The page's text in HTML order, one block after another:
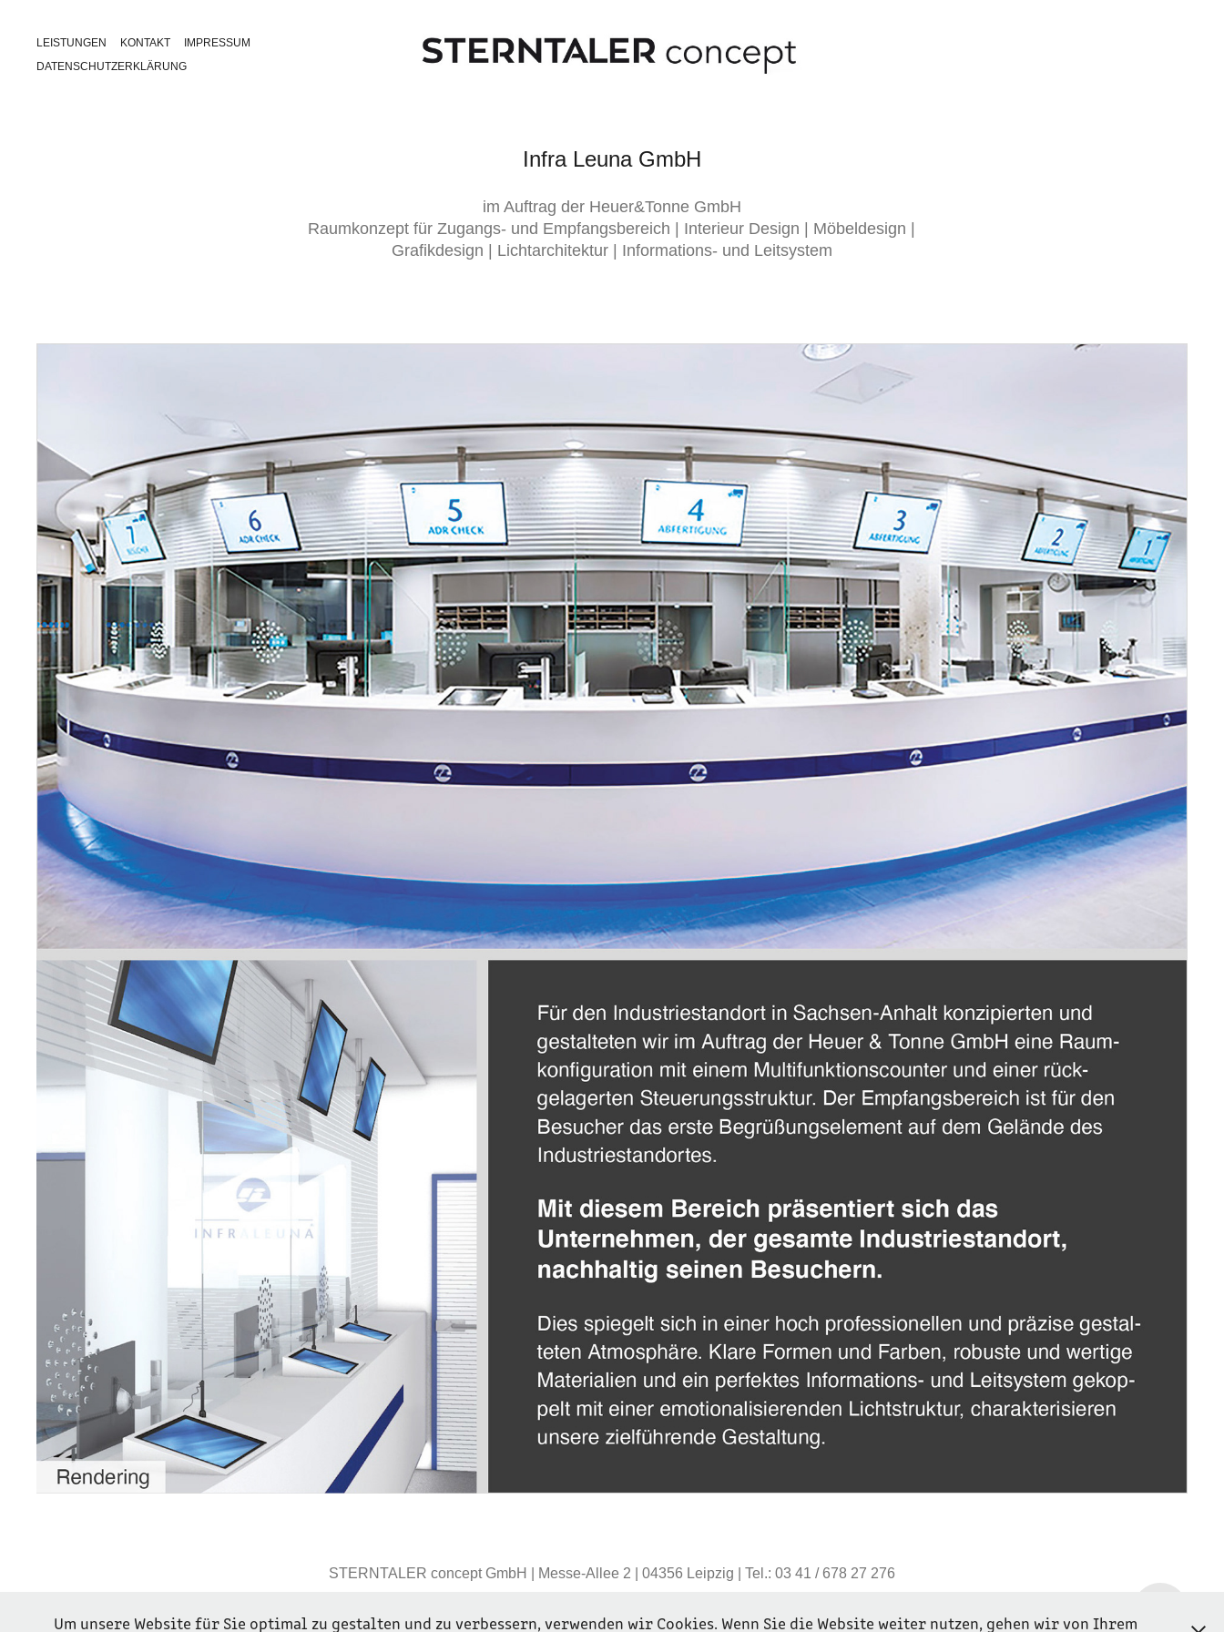
LEISTUNGEN KONTAKT
IMPRESSUM
DATENSCHUTZERKLÄRUNG
Infra Leuna GmbH
im Auftrag der Heuer&Tonne GmbH
Raumkonzept für Zugangs- und Empfangsbereich | Interieur Design | Möbeldesign |
Grafikdesign | Lichtarchitektur | Informations- und Leitsystem
STERNTALER concept GmbH | Messe-Allee 2 | 04356 Leipzig | Tel.: 03 41 / 678 27 276
Um unsere Website für Sie optimal zu gestalten und zu verbessern, verwenden wir Cookies. Wenn Sie die Website weiter nutzen, gehen wir von Ihrem